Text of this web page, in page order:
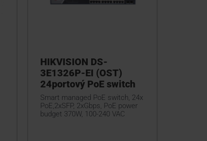
HIKVISION DS-
3E1326P-EI (OST)
24portový PoE switch
Smart managed PoE switch, 24x
PoE,2xSFP, 2xGbps, PoE power
budget 370W, 100-240 VAC